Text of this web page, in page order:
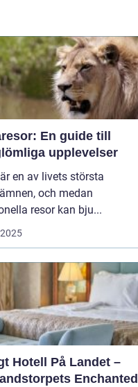
En guide till
upplevelser
en av livets största
och medan
resor kan bju...
Hotell På Landet –
Enchanted